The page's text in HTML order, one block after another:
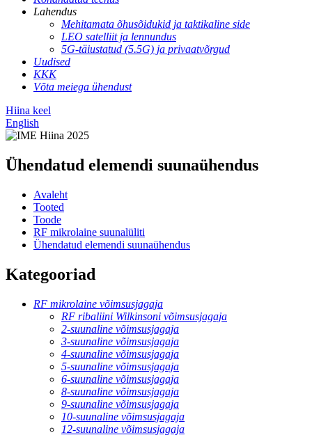
Lahendus
Mehitamata õhusõidukid ja taktikaline side
LEO satelliit ja lennundus
5G-täiustatud (5.5G) ja privaatvõrgud
Uudised
KKK
Võta meiega ühendust
Hiina keel
English
Ühendatud elemendi suunaühendus
Avaleht
Tooted
Toode
RF mikrolaine suunalüliti
Ühendatud elemendi suunaühendus
Kategooriad
RF mikrolaine võimsusjagaja
RF ribaliini Wilkinsoni võimsusjagaja
2-suunaline võimsusjagaja
3-suunaline võimsusjagaja
4-suunaline võimsusjagaja
5-suunaline võimsusjagaja
6-suunaline võimsusjagaja
8-suunaline võimsusjagaja
9-suunaline võimsusjagaja
10-suunaline võimsusjagaja
12-suunaline võimsusjagaja